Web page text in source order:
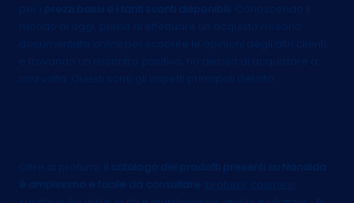
per i
prezzi bassi e i tanti sconti disponibili
. Conoscendo il
mondo di oggi, prima di effettuare un acquisto mi sono
documentata
per scoprire le opinioni degli altri clienti,
e trovando un riscontro positivo, ho deciso di acquistare a
mia volta. Questi sono gli aspetti principali del sito:
Oltre ai profumi,
il catalogo dei prodotti presenti su Nandida
è ampissimo e facile da consultare
profumi, cosmesi,